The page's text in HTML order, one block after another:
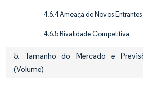
4.6.4 Ameaça de Novos Entrantes
4.6.5 Rivalidade Competitiva
5. Tamanho do Mercado e
(Volume)